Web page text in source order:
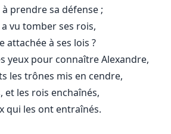
prendre sa défense ;
vu tomber ses rois,
attachée à ses lois ?
yeux pour connaître Alexandre,
les trônes mis en cendre,
et les rois enchaînés,
qui les ont entraînés.